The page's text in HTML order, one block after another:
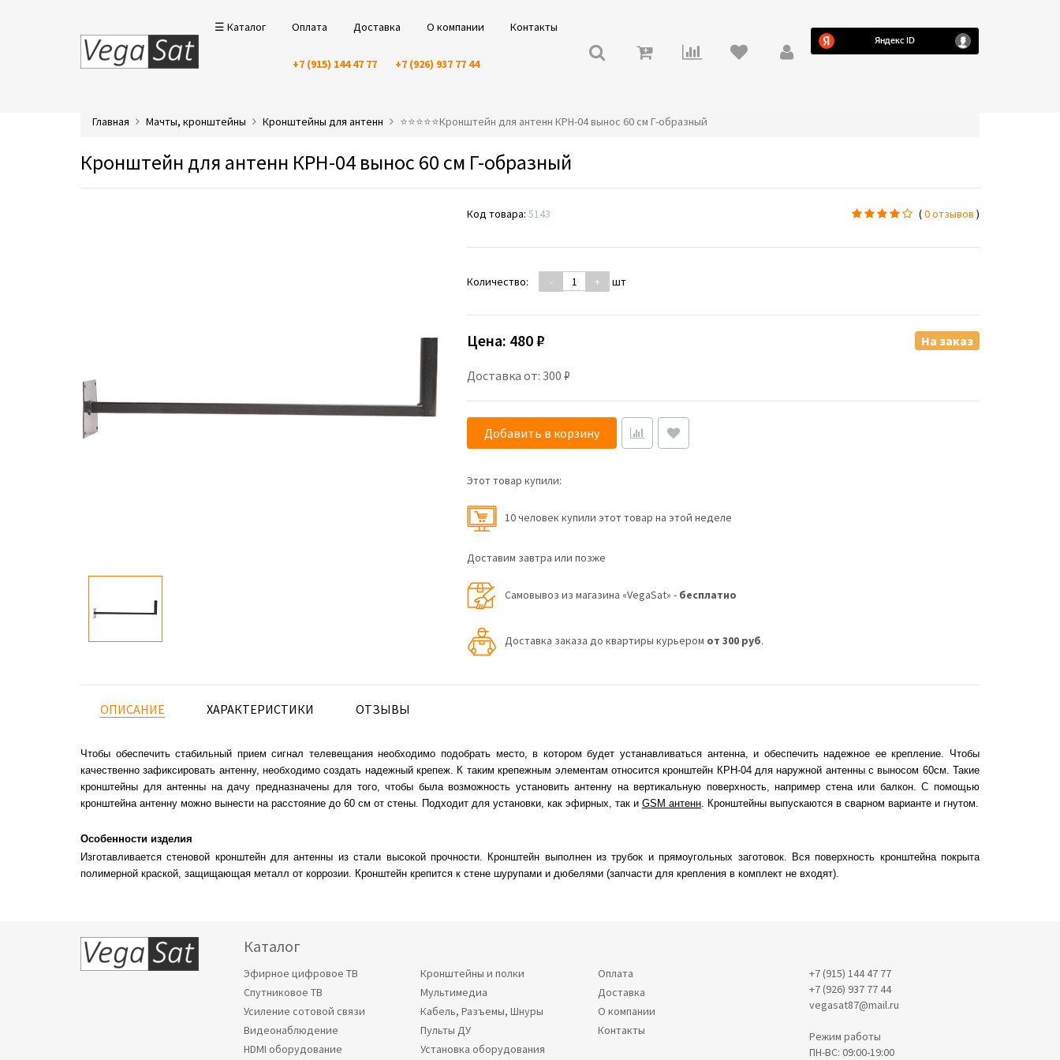
☰ Каталог Оплата Доставка О компании Контакты
+7 (915) 144 47 77 +7 (926) 937 77 44
Главная Мачты, кронштейны Кронштейны для антенн ⭐️⭐️⭐️⭐️⭐️Кронштейн для антенн КРН-04 вынос 60 см Г-образный
Кронштейн для антенн КРН-04 вынос 60 см Г-образный
Код товара:5143 (0 отзывов )
Количество: - + шт
Цена: 480 ₽
Доставка от: 300 ₽
На заказ
Добавить в корзину
Этот товар купили:
10 человек купили этот товар на этой неделе
Доставим завтра или позже
Самовывоз из магазина «VegaSat» - бесплатно
Доставка заказа до квартиры курьером от 300 руб.
ОПИСАНИЕ ХАРАКТЕРИСТИКИ ОТЗЫВЫ
Чтобы обеспечить стабильный прием сигнал телевещания необходимо подобрать место, в котором будет устанавливаться антенна, и обеспечить надежное ее крепление. Чтобы
качественно зафиксировать антенну, необходимо создать надежный крепеж. К таким крепежным элементам относится кронштейн КРН-04 для наружной антенны с выносом 60см. Такие
кронштейны для антенны на дачу предназначены для того, чтобы была возможность установить антенну на вертикальную поверхность, например стена или балкон. С помощью
кронштейна антенну можно вынести на расстояние до 60 см от стены. Подходит для установки, как эфирных, так и GSM антенн. Кронштейны выпускаются в сварном варианте и гнутом.
Особенности изделия
Изготавливается стеновой кронштейн для антенны из стали высокой прочности. Кронштейн выполнен из трубок и прямоугольных заготовок. Вся поверхность кронштейна покрыта
полимерной краской, защищающая металл от коррозии. Кронштейн крепится к стене шурупами и дюбелями (запчасти для крепления в комплект не входят).
Каталог
Эфирное цифровое ТВ
Спутниковое ТВ
Усиление сотовой связи
Видеонаблюдение
HDMI оборудование
Кронштейны и полки
Мультимедиа
Кабель, Разъемы, Шнуры
Пульты ДУ
Установка оборудования
Оплата
Доставка
О компании
Контакты
+7 (915) 144 47 77
+7 (926) 937 77 44
vegasat87@mail.ru
Режим работы
ПН-ВС: 09:00-19:00